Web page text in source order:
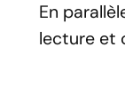
En
lecture et